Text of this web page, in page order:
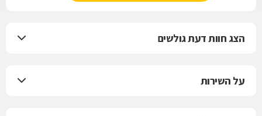
הצג חוות דעת גולשים
על השירות